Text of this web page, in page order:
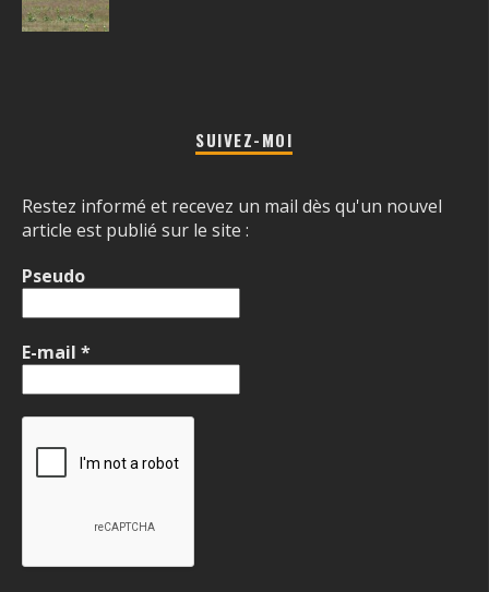
SUIVEZ-MOI
Restez informé et recevez un mail dès qu'un nouvel
article est publié sur le site :
Pseudo
E-mail *